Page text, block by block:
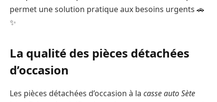
permet une solution pratique aux besoins urgents 🚗
✨
La qualité des pièces détachées
d’occasion
Les pièces détachées d’occasion à la casse auto Sète